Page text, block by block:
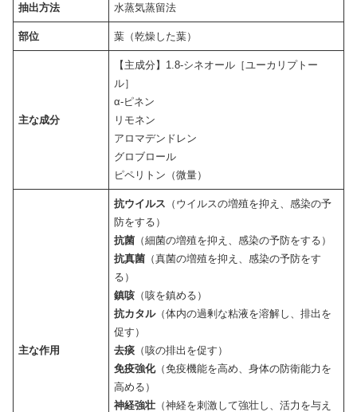
抽出方法 水蒸気蒸留法
部位 葉（乾燥した葉）
主な成分
【主成分】1.8-シネオール［ユーカリプトー
ル］
α-ピネン
リモネン
アロマデンドレン
グロブロール
ピペリトン（微量）
主な作用
抗ウイルス （ウイルスの増殖を抑え、感染の予
防をする）
抗菌 （細菌の増殖を抑え、感染の予防をする）
抗真菌 （真菌の増殖を抑え、感染の予防をす
る）
鎮咳 （咳を鎮める）
抗カタル（体内の過剰な粘液を溶解し、排出を
促す）
去痰 （咳の排出を促す）
免疫強化（免疫機能を高め、身体の防衛能力を
高める）
神経強壮 （神経を刺激して強壮し、活力を与え